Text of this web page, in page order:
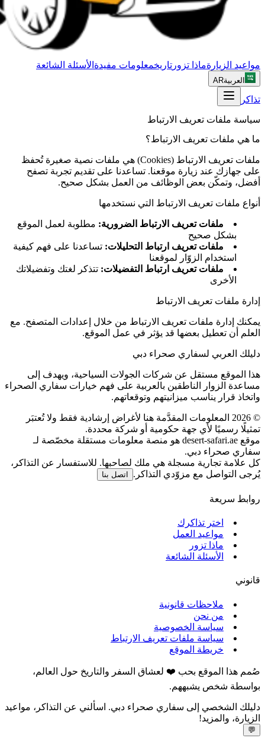
مواعيد الزيارةماذا تزور تاريخمعلومات مفيدة الأسئلة الشائعة
العربيةAR
تذاكر
سياسة ملفات تعريف الارتباط
ما هي ملفات تعريف الارتباط؟
ملفات تعريف الارتباط (Cookies) هي ملفات نصية صغيرة تُحفظ
على جهازك عند زيارة موقعنا. تساعدنا على تقديم تجربة تصفح
أفضل، وتمكّن بعض الوظائف من العمل بشكل صحيح.
أنواع ملفات تعريف الارتباط التي نستخدمها
ملفات تعريف الارتباط الضرورية: مطلوبة لعمل الموقع
بشكل صحيح
ملفات تعريف ارتباط التحليلات: تساعدنا على فهم كيفية
استخدام الزوّار لموقعنا
ملفات تعريف ارتباط التفضيلات: تتذكر لغتك وتفضيلاتك
الأخرى
إدارة ملفات تعريف الارتباط
يمكنك إدارة ملفات تعريف الارتباط من خلال إعدادات المتصفح. مع
العلم أن تعطيل بعضها قد يؤثر في عمل الموقع.
دليلك العربي لسفاري صحراء دبي
هذا الموقع مستقل عن شركات الجولات السياحية، ويهدف إلى
مساعدة الزوار الناطقين بالعربية على فهم خيارات سفاري الصحراء
واتخاذ قرار يناسب ميزانيتهم وتوقعاتهم.
©
2026 المعلومات المقدَّمة هنا لأغراض إرشادية فقط ولا تُعتبَر
تمثيلًا رسميًا لأي جهة حكومية أو شركة محددة.
موقع desert-safari.ae هو منصة معلومات مستقلة مخصّصة لـ
سفاري صحراء دبي.
كل علامة تجارية مسجلة هي ملك لصاحبها. للاستفسار عن التذاكر،
يُرجى التواصل مع مزوّدي التذاكر.
اتصل بنا
روابط سريعة
اختر تذاكرك
مواعيد العمل
ماذا تزور
الأسئلة الشائعة
قانوني
ملاحظات قانونية
من نحن
سياسة الخصوصية
سياسة ملفات تعريف الارتباط
خريطة الموقع
صُمم هذا الموقع بحب ❤️ لعشاق السفر والتاريخ حول العالم،
بواسطة شخص يشبههم.
دليلك الشخصي إلى سفاري صحراء دبي. اسألني عن التذاكر، مواعيد
الزيارة، والمزيد!
💬